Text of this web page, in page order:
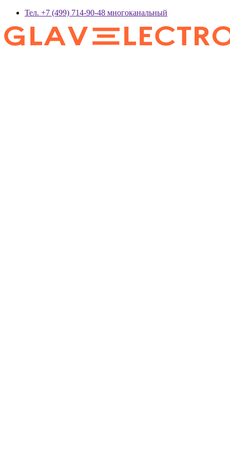
Тел. +7 (499) 714-90-48 многоканальный